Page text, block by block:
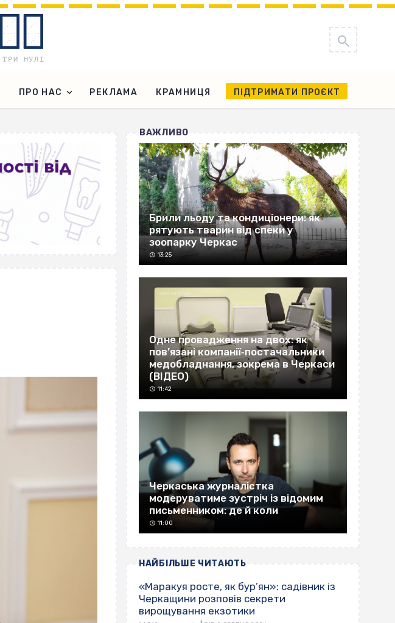
ПРО НАС РЕКЛАМА КРАМНИЦЯ ПІДТРИМАТИ ПРОЄКТ
ВАЖЛИВО
Брили льоду та кондиціонери: як
рятують тварин від спеки у
зоопарку Черкас
13:25
Одне провадження на двох: як
пов’язані компанії‐постачальники
медобладнання, зокрема в Черкаси
(ВІДЕО)
11:42
Черкаська журналістка
модеруватиме зустріч із відомим
письменником: де й коли
11:00
НАЙБІЛЬШЕ ЧИТАЮТЬ
«Маракуя росте, як бур’ян»: садівник із
Черкащини розповів секрети
вирощування екзотики